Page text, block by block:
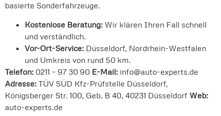
basierte Sonderfahrzeuge.
Kostenlose Beratung: Wir klären Ihren Fall schnell
und verständlich.
Vor-Ort-Service: Düsseldorf, Nordrhein-Westfalen
und Umkreis von rund 50 km.
Telefon: 0211 – 97 30 90 E-Mail: info@auto-experts.de
Adresse: TÜV SÜD Kfz-Prüfstelle Düsseldorf,
Königsberger Str. 100, Geb. B 40, 40231 Düsseldorf Web:
auto-experts.de